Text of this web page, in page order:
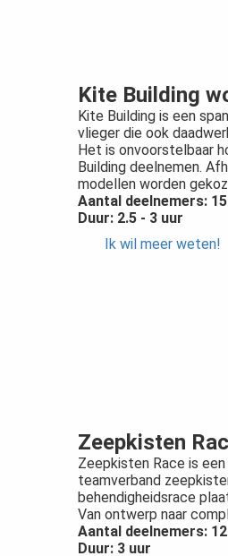
Kite Building
Kite Building is een
vlieger die ook
Het is onvoorstelbaar
Building deelnemen.
modellen worden
Aantal deelnemers:
Duur: 2.5 - 3 uur
Ik wil meer weten!
Zeepkisten
Zeepkisten Race is
teamverband
behendigheidsrace
Van ontwerp naar
Aantal deelnemers:
Duur: 3 uur